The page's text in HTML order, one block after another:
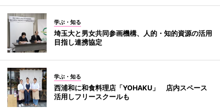
学ぶ・知る
埼玉大と男女共同参画機構、人的・知的資源の活用
目指し連携協定
学ぶ・知る
西浦和に和食料理店「YOHAKU」 店内スペース
活用しフリースクールも